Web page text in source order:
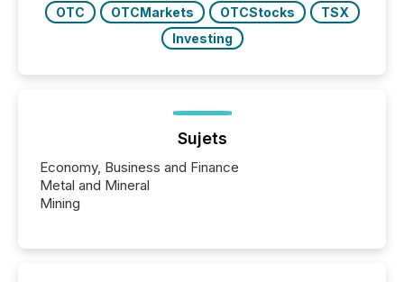
OTC
OTCMarkets OTCStocks
TSX
Investing
Sujets
Economy, Business and Finance
Metal and Mineral
Mining